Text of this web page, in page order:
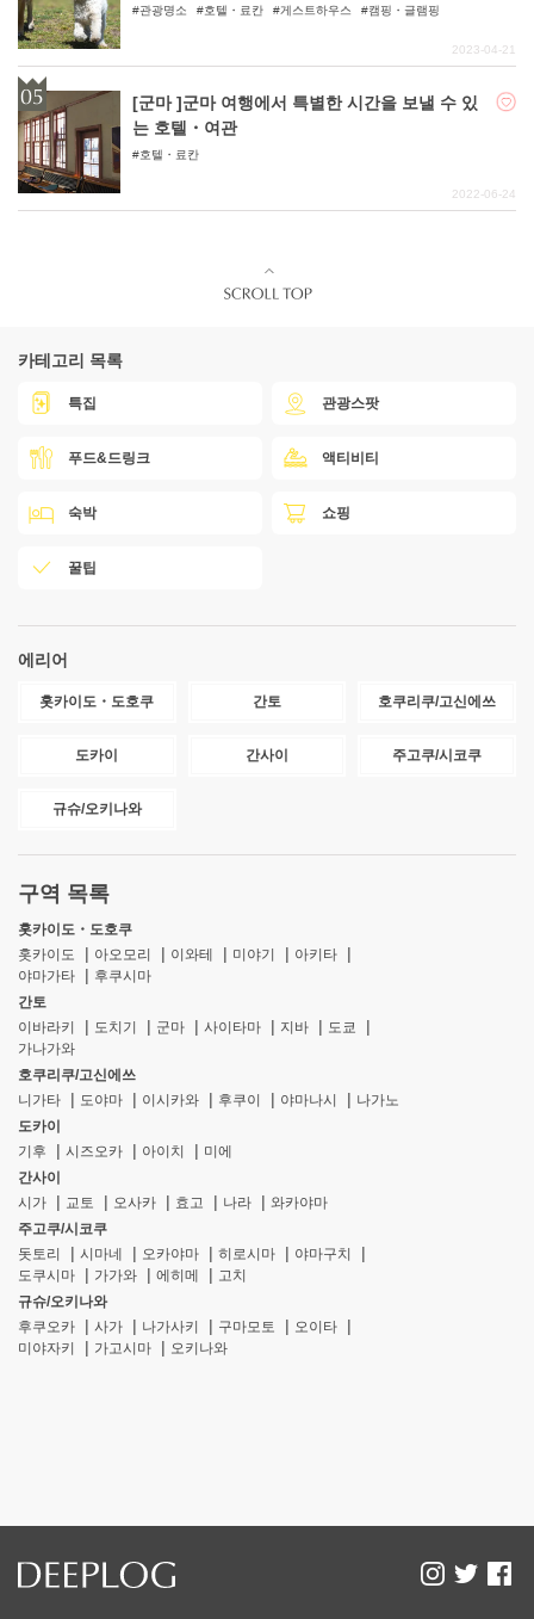
관광명소 호텔・료칸 게스트하우스 캠핑・글램핑
2023-04-21
[군마 ]군마 여행에서 특별한 시간을 보낼 수 있
는 호텔・여관
호텔・료칸
2022-06-24
카테고리 목록
특집 관광스팟
푸드&드링크 액티비티
숙박 쇼핑
꿀팁
에리어
홋카이도・도호쿠 간토 호쿠리쿠/고신에쓰
도카이 간사이 주고쿠/시코쿠
규슈/오키나와
구역 목록
홋카이도・도호쿠
홋카이도
아오모리 이와테 미야기
아키타
야마가타
후쿠시마
간토
이바라키
도치기 군마 사이타마 지바
도쿄
가나가와
호쿠리쿠/고신에쓰
니가타
도야마 이시카와 후쿠이 야마나시
나가노
도카이
기후
시즈오카 아이치
미에
간사이
시가
교토 오사카 효고 나라
와카야마
주고쿠/시코쿠
돗토리
시마네 오카야마 히로시마
야마구치
도쿠시마
가가와 에히메
고치
규슈/오키나와
후쿠오카
사가 나가사키 구마모토
오이타
미야자키
가고시마 오키나와